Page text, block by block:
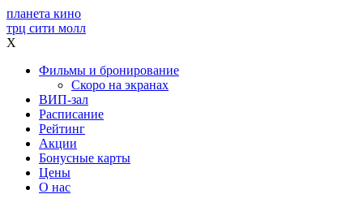
планета кино
трц сити молл
X
Фильмы и бронирование
Скоро на экранах
ВИП-зал
Расписание
Рейтинг
Акции
Бонусные карты
Цены
О нас